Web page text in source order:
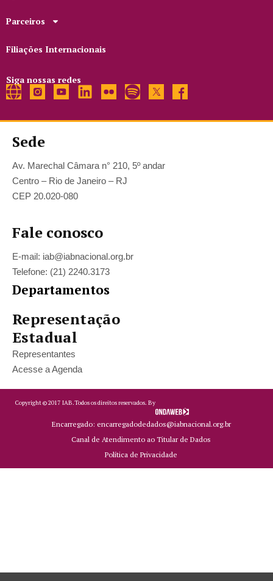
Parceiros
Filiações Internacionais
Siga nossas redes
Sede
Av. Marechal Câmara n° 210, 5º andar
Centro – Rio de Janeiro – RJ
CEP 20.020-080
Fale conosco
E-mail: iab@iabnacional.org.br
Telefone: (21) 2240.3173
Departamentos
Representação
Estadual
Representantes
Acesse a Agenda
Copyright ©2017 IAB.Todos os direitos reservados. By
Encarregado: encarregadodedados@iabnacional.org.br
Canal de Atendimento ao Titular de Dados
Política de Privacidade